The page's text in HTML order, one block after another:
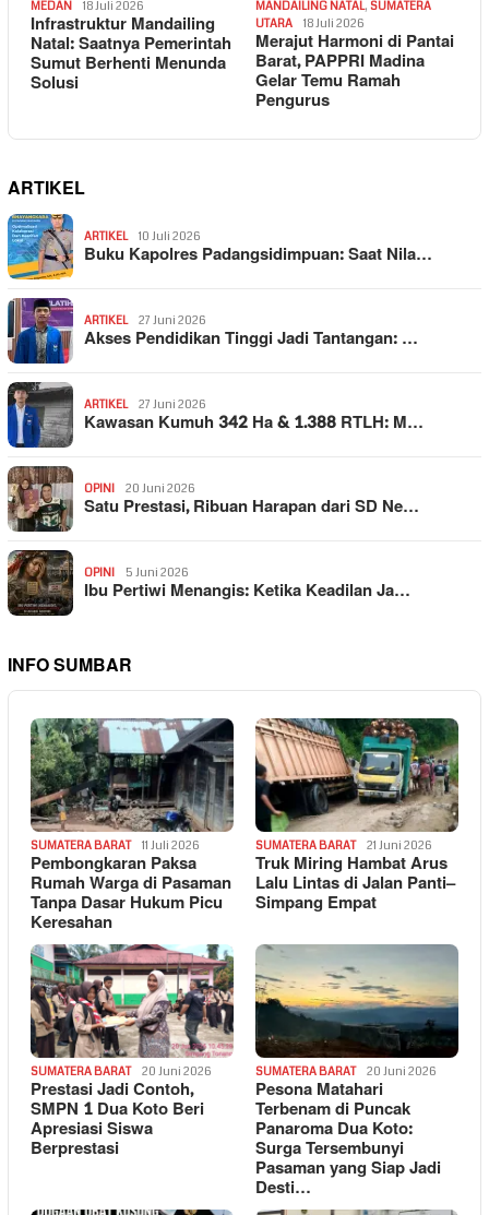
MEDAN 18 Juli 2026
Infrastruktur Mandailing
Natal: Saatnya Pemerintah
Sumut Berhenti Menunda
Solusi
MANDAILING NATAL, SUMATERA
UTARA
18 Juli 2026
Merajut Harmoni di Pantai
Barat, PAPPRI Madina
Gelar Temu Ramah
Pengurus
ARTIKEL
ARTIKEL 10 Juli 2026
Buku Kapolres Padangsidimpuan: Saat Nila…
ARTIKEL 27 Juni 2026
Akses Pendidikan Tinggi Jadi Tantangan: …
ARTIKEL 27 Juni 2026
Kawasan Kumuh 342 Ha & 1.388 RTLH: M…
OPINI 20 Juni 2026
Satu Prestasi, Ribuan Harapan dari SD Ne…
OPINI 5 Juni 2026
Ibu Pertiwi Menangis: Ketika Keadilan Ja…
INFO SUMBAR
SUMATERA BARAT 11 Juli 2026
Pembongkaran Paksa
Rumah Warga di Pasaman
Tanpa Dasar Hukum Picu
Keresahan
SUMATERA BARAT 21 Juni 2026
Truk Miring Hambat Arus
Lalu Lintas di Jalan Panti–
Simpang Empat
SUMATERA BARAT 20 Juni 2026
Prestasi Jadi Contoh,
SMPN 1 Dua Koto Beri
Apresiasi Siswa
Berprestasi
SUMATERA BARAT 20 Juni 2026
Pesona Matahari
Terbenam di Puncak
Panaroma Dua Koto:
Surga Tersembunyi
Pasaman yang Siap Jadi
Desti…